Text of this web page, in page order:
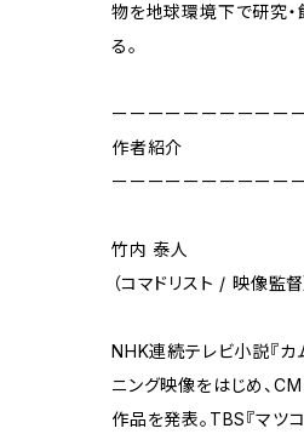
物を地球環境下で研究・
る。
ーーーーーーーーーー
作者紹介
ーーーーーーーーーー
竹内 泰人
（コマドリスト / 映像監督
NHK連続テレビ小説『カ
ニング映像をはじめ、
作品を発表。TBS『マツ